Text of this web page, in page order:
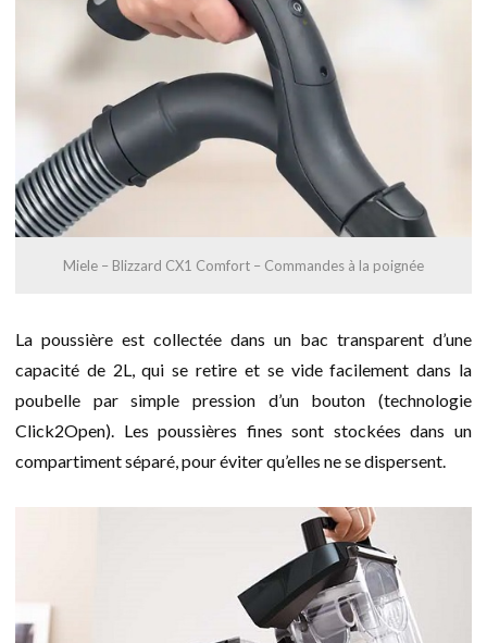
Miele – Blizzard CX1 Comfort – Commandes à la poignée
La poussière est collectée dans un bac transparent d’une
capacité de 2L, qui se retire et se vide facilement dans la
poubelle par simple pression d’un bouton (technologie
Click2Open). Les poussières fines sont stockées dans un
compartiment séparé, pour éviter qu’elles ne se dispersent.